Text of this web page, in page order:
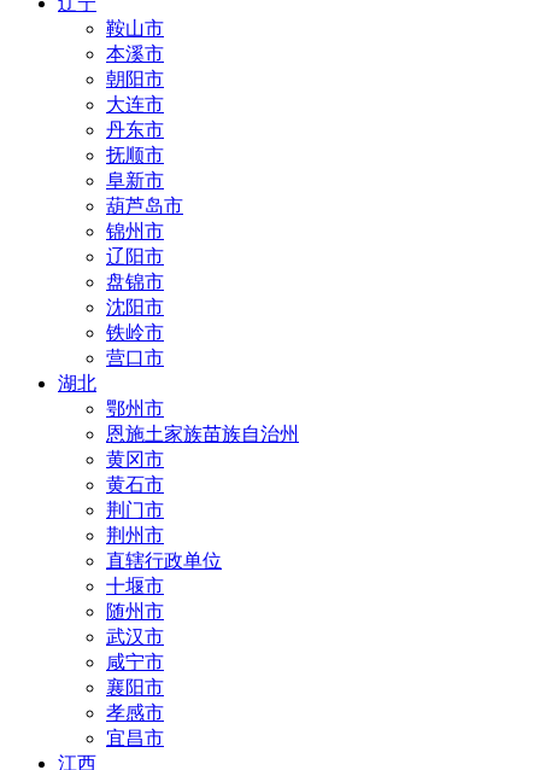
鞍山市
本溪市
朝阳市
大连市
丹东市
抚顺市
阜新市
葫芦岛市
锦州市
辽阳市
盘锦市
沈阳市
铁岭市
营口市
湖北
鄂州市
恩施土家族苗族自治州
黄冈市
黄石市
荆门市
荆州市
直辖行政单位
十堰市
随州市
武汉市
咸宁市
襄阳市
孝感市
宜昌市
江西